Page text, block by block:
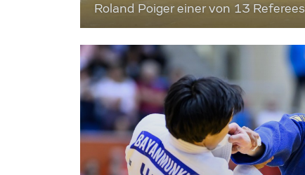
Roland Poiger einer von 13 Referees